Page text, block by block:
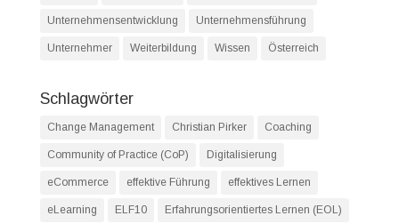
Unternehmensentwicklung Unternehmensführung
Unternehmer Weiterbildung Wissen Österreich
Schlagwörter
Change Management Christian Pirker Coaching
Community of Practice (CoP) Digitalisierung
eCommerce effektive Führung effektives Lernen
eLearning ELF10 Erfahrungsorientiertes Lernen (EOL)